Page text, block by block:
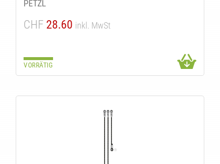
PETZL
CHF 28.60 inkl. MwSt
VORRÄTIG